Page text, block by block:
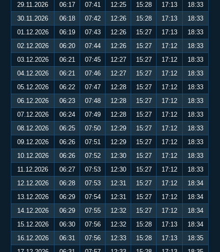
29.11.2026
06:17 07:41 12:25 15:28 17:13
18:33
30.11.2026
06:18 07:42 12:26 15:28 17:13
18:33
01.12.2026
06:19 07:43 12:26 15:27 17:13
18:33
02.12.2026
06:20 07:44 12:26 15:27 17:12
18:33
03.12.2026
06:21 07:45 12:27 15:27 17:12
18:33
04.12.2026
06:21 07:46 12:27 15:27 17:12
18:33
05.12.2026
06:22 07:47 12:28 15:27 17:12
18:33
06.12.2026
06:23 07:48 12:28 15:27 17:12
18:33
07.12.2026
06:24 07:49 12:28 15:27 17:12
18:33
08.12.2026
06:25 07:50 12:29 15:27 17:12
18:33
09.12.2026
06:26 07:51 12:29 15:27 17:12
18:33
10.12.2026
06:26 07:52 12:30 15:27 17:12
18:33
11.12.2026
06:27 07:53 12:30 15:27 17:12
18:33
12.12.2026
06:28 07:53 12:31 15:27 17:12
18:34
13.12.2026
06:29 07:54 12:31 15:27 17:12
18:34
14.12.2026
06:29 07:55 12:32 15:27 17:12
18:34
15.12.2026
06:30 07:56 12:32 15:28 17:13
18:34
16.12.2026
06:31 07:56 12:33 15:28 17:13
18:35